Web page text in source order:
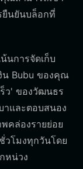
ยืนยันบล็อกที่
นการจัดเก็บ
น Bubu ของคุณ
ว' ของวัฒนธร
าและตอบสนอง
คล่องรายย่อย
โมงทุกวันโดย
หน่วง